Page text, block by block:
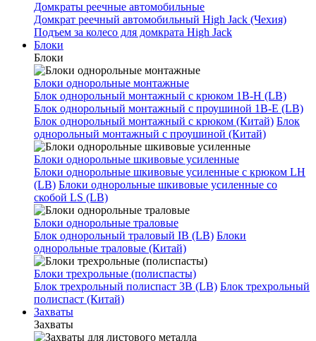
Домкраты реечные автомобильные
Домкрат реечный автомобильный High Jack (Чехия)
Подъем за колесо для домкрата High Jack
Блоки
Блоки
Блоки однорольные монтажные
Блок однорольный монтажный с крюком 1B-H (LB)
Блок однорольный монтажный с проушиной 1B-E (LB)
Блок однорольный монтажный с крюком (Китай) Блок
однорольный монтажный с проушиной (Китай)
Блоки однорольные шкивовые усиленные
Блоки однорольные шкивовые усиленные с крюком LH
(LB) Блоки однорольные шкивовые усиленные со
скобой LS (LB)
Блоки однорольные траловые
Блок однорольный траловый IB (LB) Блоки
однорольные траловые (Китай)
Блоки трехрольные (полиспасты)
Блок трехрольный полиспаст 3B (LB) Блок трехрольный
полиспаст (Китай)
Захваты
Захваты